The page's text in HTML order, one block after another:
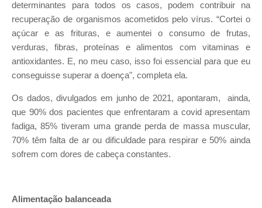
determinantes para todos os casos, podem contribuir na
recuperação de organismos acometidos pelo vírus. “Cortei o
açúcar e as frituras, e aumentei o consumo de frutas,
verduras, fibras, proteínas e alimentos com vitaminas e
antioxidantes. E, no meu caso, isso foi essencial para que eu
conseguisse superar a doença", completa ela.
Os dados, divulgados em junho de 2021, apontaram, ainda,
que 90% dos pacientes que enfrentaram a covid apresentam
fadiga, 85% tiveram uma grande perda de massa muscular,
70% têm falta de ar ou dificuldade para respirar e 50% ainda
sofrem com dores de cabeça constantes.
Alimentação balanceada